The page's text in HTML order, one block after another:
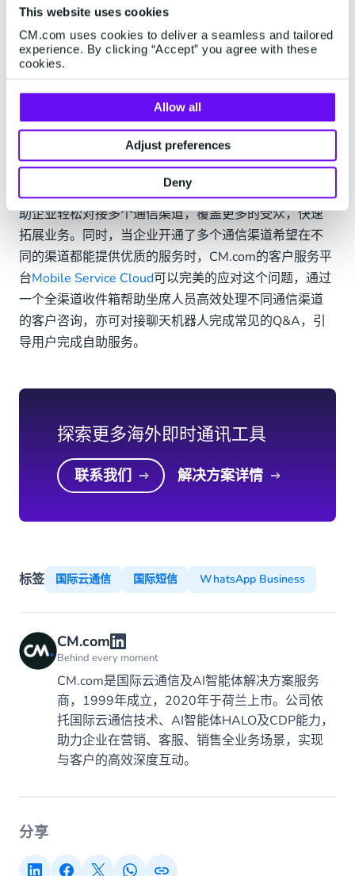
This website uses cookies
CM.com uses cookies to deliver a seamless and tailored
experience. By clicking “Accept” you agree with these
cookies.
Allow all
Adjust preferences
Deny
业可以选择与现有CRM系统对接或使用CM.com的CDP
平台，基于细分的客户群体，发送更为个性化的营销活
动。当即时通讯工具对收件人不适用时，亦可自动退回
使用短信发送。服务商提供的包括不同通讯渠道的最佳
实践、目标国家的通讯合规要求、本土的运维团队7*24
支持等增值服务，也大大提升了企业的效率。
每个通讯渠道都有不同的优缺点，不同地域、年龄段、
兴趣爱好的受众也都有各自偏好的通信渠道，评估并选
择适合的通信渠道，与优质的CPaaS服务商合作，可以帮
助企业轻松对接多个通信渠道，覆盖更多的受众，快速
拓展业务。同时，当企业开通了多个通信渠道希望在不
同的渠道都能提供优质的服务时，CM.com的客户服务平
台Mobile Service Cloud可以完美的应对这个问题，通过
一个全渠道收件箱帮助坐席人员高效处理不同通信渠道
的客户咨询，亦可对接聊天机器人完成常见的Q&A，引
导用户完成自助服务。
探索更多海外即时通讯工具
联系我们 解决方案详情
标签 国际云通信 国际短信 WhatsApp Business
CM.com
Behind every moment
CM.com是国际云通信及AI智能体解决方案服务
商，1999年成立，2020年于荷兰上市。公司依
托国际云通信技术、AI智能体HALO及CDP能力，
助力企业在营销、客服、销售全业务场景，实现
与客户的高效深度互动。
分享